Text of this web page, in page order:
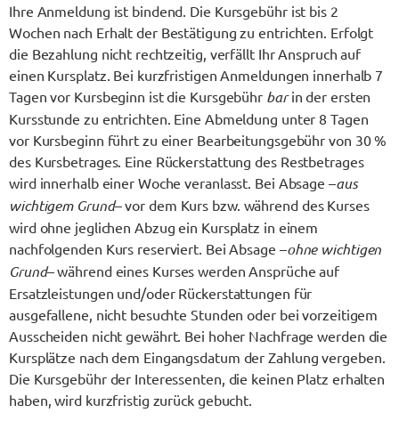
Ihre Anmeldung ist bindend. Die Kursgebühr ist bis 2
Wochen nach Erhalt der Bestätigung zu entrichten. Erfolgt
die Bezahlung nicht rechtzeitig, verfällt Ihr Anspruch auf
einen Kursplatz. Bei kurzfristigen Anmeldungen innerhalb 7
Tagen vor Kursbeginn ist die Kursgebühr barin der ersten
Kursstunde zu entrichten. Eine Abmeldung unter 8 Tagen
vor Kursbeginn führt zu einer Bearbeitungsgebühr von 30 %
des Kursbetrages. Eine Rückerstattung des Restbetrages
wird innerhalb einer Woche veranlasst. Bei Absage –aus
wichtigem Grund– vor dem Kurs bzw. während des Kurses
wird ohne jeglichen Abzug ein Kursplatz in einem
nachfolgenden Kurs reserviert. Bei Absage –ohne wichtigen
Grund– während eines Kurses werden Ansprüche auf
Ersatzleistungen und/oder Rückerstattungen für
ausgefallene, nicht besuchte Stunden oder bei vorzeitigem
Ausscheiden nicht gewährt. Bei hoher Nachfrage werden die
Kursplätze nach dem Eingangsdatum der Zahlung vergeben.
Die Kursgebühr der Interessenten, die keinen Platz erhalten
haben, wird kurzfristig zurück gebucht.